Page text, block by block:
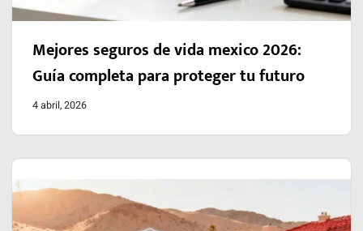
Mejores seguros de vida mexico 2026:
Guía completa para proteger tu futuro
4 abril, 2026